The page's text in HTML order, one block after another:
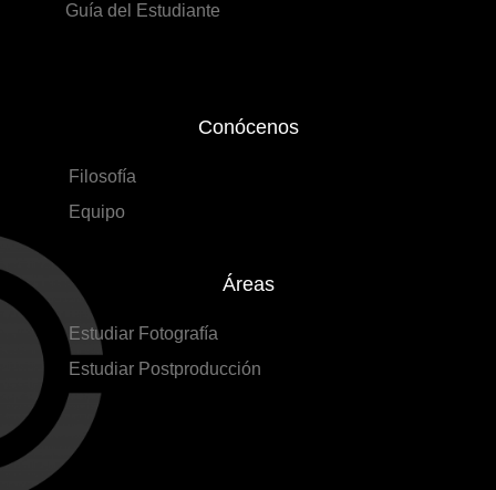
Guía del Estudiante
Conócenos
Filosofía
Equipo
Áreas
Estudiar Fotografía
Estudiar Postproducción